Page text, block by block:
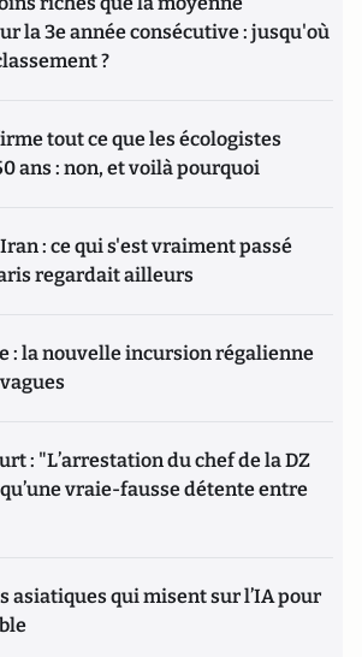
la 3e année consécutive : jusqu'où
?
tout ce que les écologistes
ans : non, et voilà pourquoi
: ce qui s'est vraiment passé
regardait ailleurs
: la nouvelle incursion régalienne
: "L’arrestation du chef de la DZ
vraie-fausse détente entre
asiatiques qui misent sur l’IA pour